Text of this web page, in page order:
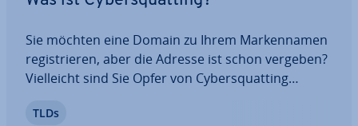
Sie möchten eine Domain zu Ihrem Mar­ken­na­men
re­gis­trie­ren, aber die Adresse ist schon vergeben?
Viel­leicht sind Sie Opfer von Cy­bers­quat­ting
Namens- oder Mar­ken­rech­te und führt daher in
TLDs